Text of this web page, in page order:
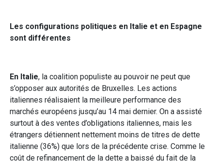
Les configurations politiques en Italie et en Espagne
sont différentes
En Italie, la coalition populiste au pouvoir ne peut que
s’opposer aux autorités de Bruxelles. Les actions
italiennes réalisaient la meilleure performance des
marchés européens jusqu’au 14 mai dernier. On a assisté
surtout à des ventes d’obligations italiennes, mais les
étrangers détiennent nettement moins de titres de dette
italienne (36%) que lors de la précédente crise. Comme le
coût de refinancement de la dette a baissé du fait de la